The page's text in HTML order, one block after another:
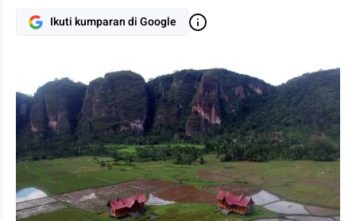
Ikuti kumparan di Google